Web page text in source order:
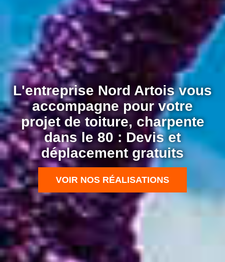
L'entreprise Nord Artois vous
accompagne pour votre
projet de toiture, charpente
dans le 80 : Devis et
déplacement gratuits
VOIR NOS RÉALISATIONS